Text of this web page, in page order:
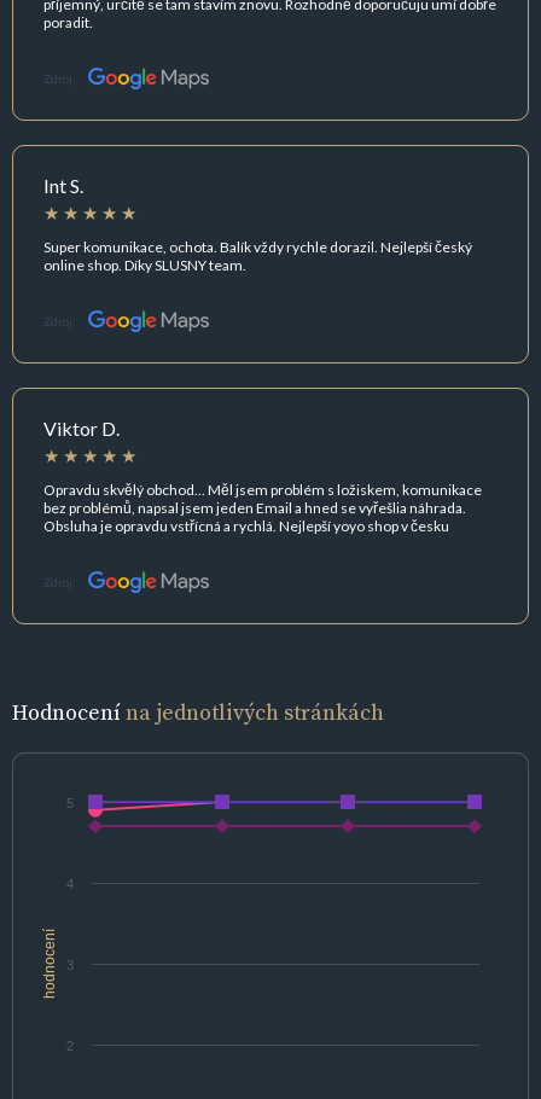
příjemný, určitě se tam stavím znovu. Rozhodně doporučuju umí dobře
poradit.
Zdroj:
Int S.
Super komunikace, ochota. Balík vždy rychle dorazil. Nejlepší český
online shop. Díky SLUSNY team.
Zdroj:
Viktor D.
Opravdu skvělý obchod... Měl jsem problém s ložiskem, komunikace
bez problémů, napsal jsem jeden Email a hned se vyřešlia náhrada.
Obsluha je opravdu vstřícná a rychlá. Nejlepší yoyo shop v česku
Zdroj:
Hodnocenína jednotlivých stránkách
hodnocení
2
3
4
5